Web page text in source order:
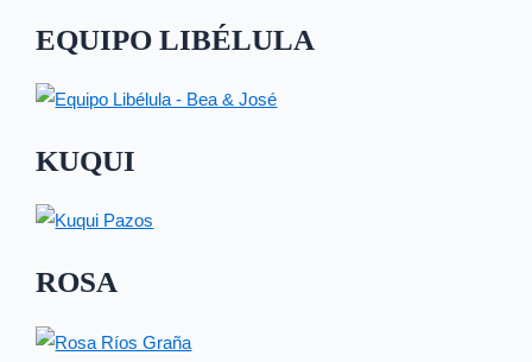
EQUIPO LIBÉLULA
KUQUI
ROSA